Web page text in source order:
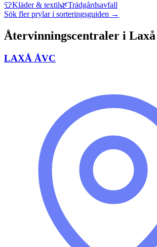
👕Kläder & textil🌿Trädgårdsavfall
Sök fler prylar i sorteringsguiden →
Återvinningscentraler i Laxå
LAXÅ ÅVC